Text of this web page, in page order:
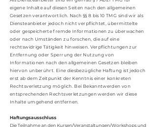
eigene Inhalte auf diesen Seiten nach den allgemeinen
Gesetzen verantwortlich. Nach §§ 8 bis 10 TMG sind wir als
Diensteanbieter jedoch nicht verpflichtet, übermittelte
oder gespeicherte fremde Informationen zu überwachen
oder nach Umständen zu forschen, die auf eine
rechtswidrige Tätigkeit hinweisen. Verpflichtungen zur
Entfernung oder Sperrung der Nutzung von
Informationen nach den allgemeinen Gesetzen bleiben
hiervon unberührt. Eine diesbezügliche Haftung ist jedoch
erst ab dem Zeitpunkt der Kenntnis einer konkreten
Rechtsverletzung möglich. Bei Bekanntwerden von
entsprechenden Rechtsverletzungen werden wir diese
Inhalte umgehend entfernen.
Haftungsausschluss
Die Teilnahme an den Kursen/Veranstaltungen/Workshops und